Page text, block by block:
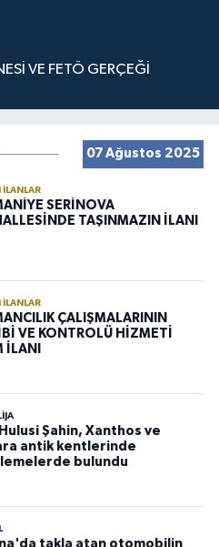
VE FETÖ GERÇEĞİ
07 Ağustos 2025
İLANLAR
SERİNOVA
TAŞINMAZIN İLANI
İLANLAR
ÇALIŞMALARININ
VE KONTROLÜ HİZMETİ
İLANI
Şahin, Xanthos ve
antik kentlerinde
bulundu
takla atan otomobilin